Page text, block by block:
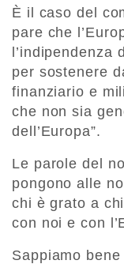
È il caso del
pare che
l’indipendenza
per sostenere
finanziario e
che non sia
dell’Europa”.
Le parole del
pongono alle
chi è grato a
con noi e con
Sappiamo